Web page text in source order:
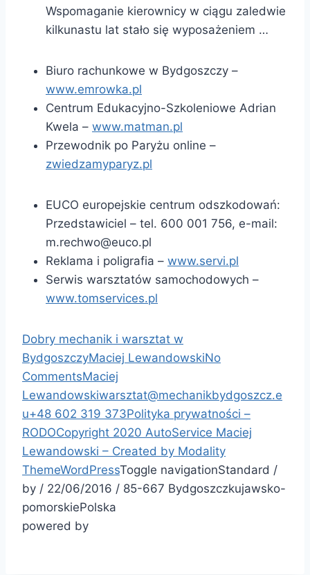
Wspomaganie kierownicy w ciągu zaledwie
kilkunastu lat stało się wyposażeniem …
Biuro rachunkowe w Bydgoszczy –
www.emrowka.pl
Centrum Edukacyjno-Szkoleniowe Adrian
Kwela – www.matman.pl
Przewodnik po Paryżu online –
zwiedzamyparyz.pl
EUCO europejskie centrum odszkodowań:
Przedstawiciel – tel. 600 001 756, e-mail:
m.rechwo@euco.pl
Reklama i poligrafia – www.servi.pl
Serwis warsztatów samochodowych –
www.tomservices.pl
Dobry mechanik i warsztat w
BydgoszczyMaciej LewandowskiNo
CommentsMaciej
Lewandowskiwarsztat@mechanikbydgoszcz.e
u+48 602 319 373Polityka prywatności –
RODOCopyright 2020 AutoService Maciej
Lewandowski – Created by Modality
ThemeWordPressToggle navigationStandard /
by / 22/06/2016 / 85-667 Bydgoszczkujawsko-
pomorskiePolska
powered by